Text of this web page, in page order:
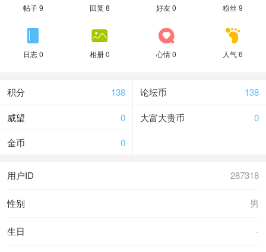
帖子 9 回复 8 好友 0 粉丝 9

日志 0

相册 0

心情 0

人气 6
138
积分 138
论坛币
0
威望 0
大富大贵币
0
金币
287318
用户ID
男
性别
-
生日